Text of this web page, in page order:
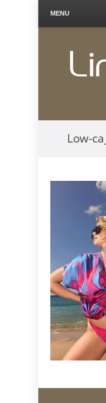
MENU
Low-